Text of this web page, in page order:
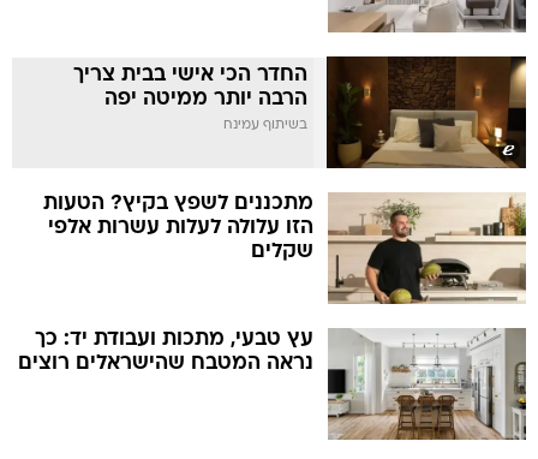
החדר הכי אישי בבית צריך
הרבה יותר ממיטה יפה
בשיתוף עמינח
מתכננים לשפץ בקיץ? הטעות
הזו עלולה לעלות עשרות אלפי
שקלים
עץ טבעי, מתכות ועבודת יד: כך
נראה המטבח שהישראלים רוצים